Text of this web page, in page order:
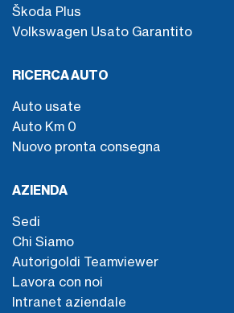
Škoda Plus
Volkswagen Usato Garantito
RICERCA AUTO
Auto usate
Auto Km 0
Nuovo pronta consegna
AZIENDA
Sedi
Chi Siamo
Autorigoldi Teamviewer
Lavora con noi
Intranet aziendale